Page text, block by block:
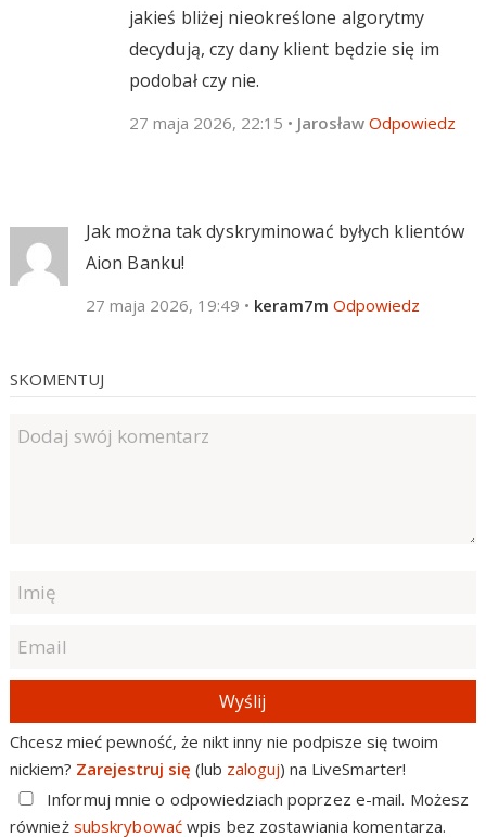
jakieś bliżej nieokreślone algorytmy
decydują, czy dany klient będzie się im
podobał czy nie.
27 maja 2026, 22:15 • Jarosław Odpowiedz
Jak można tak dyskryminować byłych klientów
Aion Banku!
27 maja 2026, 19:49 • keram7m Odpowiedz
SKOMENTUJ
Wyślij
Chcesz mieć pewność, że nikt inny nie podpisze się twoim
nickiem? Zarejestruj się (lub zaloguj) na LiveSmarter!
Informuj mnie o odpowiedziach poprzez e-mail. Możesz
również subskrybowaćwpis bez zostawiania komentarza.